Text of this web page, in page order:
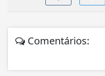
Comentários: